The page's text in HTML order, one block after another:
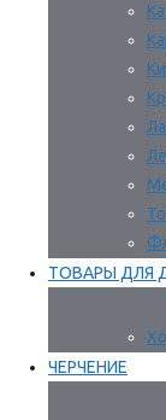
ТОВАРЫ ДЛЯ
ЧЕРЧЕНИЕ